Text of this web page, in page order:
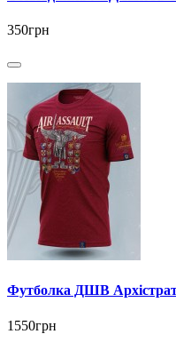
350грн
Футболка ДШВ
1550грн